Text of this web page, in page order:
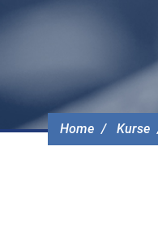
Home Kurse